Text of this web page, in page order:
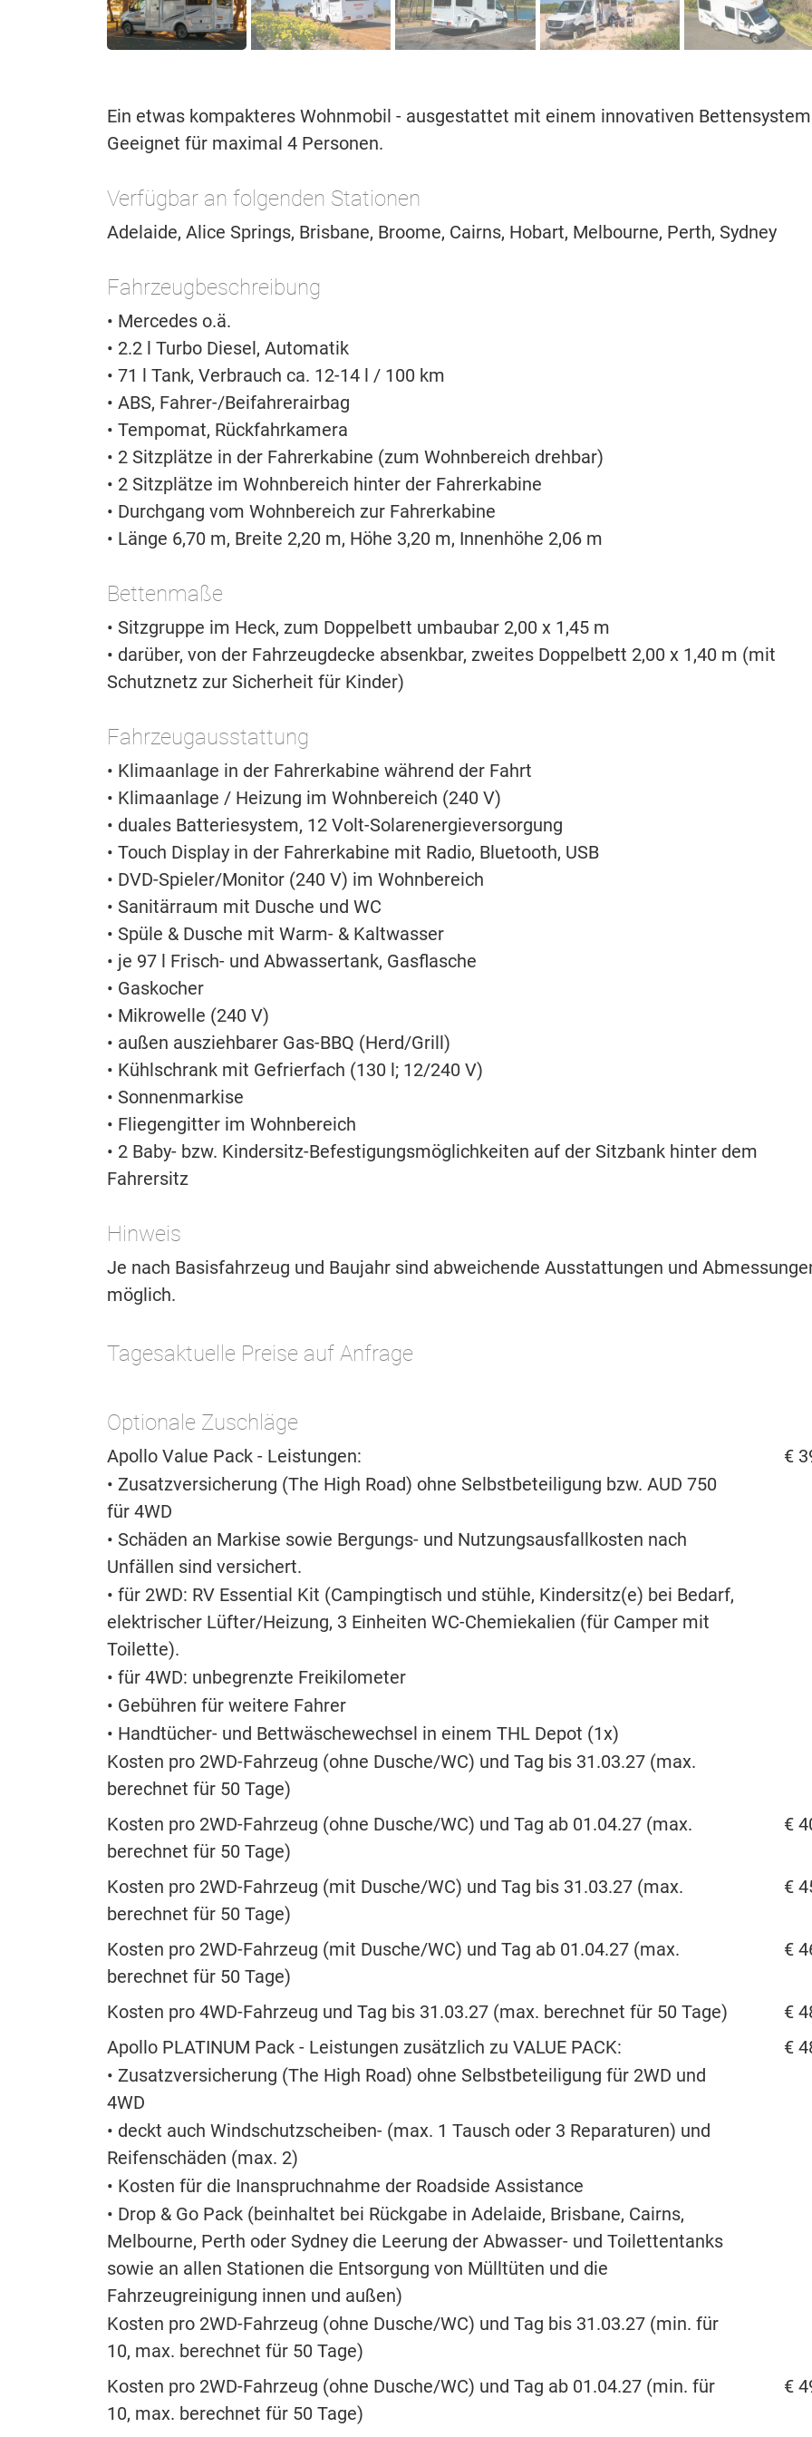
Ein etwas kompakteres Wohnmobil - ausgestattet mit einem innovativen
Geeignet für maximal 4 Personen.
Verfügbar an folgenden Stationen
Adelaide, Alice Springs, Brisbane, Broome, Cairns, Hobart, Melbourne, Perth, Sydney
Fahrzeugbeschreibung
• Mercedes o.ä.
• 2.2 l Turbo Diesel, Automatik
• 71 l Tank, Verbrauch ca. 12-14 l / 100 km
• ABS, Fahrer-/Beifahrerairbag
• Tempomat, Rückfahrkamera
• 2 Sitzplätze in der Fahrerkabine (zum Wohnbereich drehbar)
• 2 Sitzplätze im Wohnbereich hinter der Fahrerkabine
• Durchgang vom Wohnbereich zur Fahrerkabine
• Länge 6,70 m, Breite 2,20 m, Höhe 3,20 m, Innenhöhe 2,06 m
Bettenmaße
• Sitzgruppe im Heck, zum Doppelbett umbaubar 2,00 x 1,45 m
• darüber, von der Fahrzeugdecke absenkbar, zweites Doppelbett 2,00 x 1,40 m (mit
Schutznetz zur Sicherheit für Kinder)
Fahrzeugausstattung
• Klimaanlage in der Fahrerkabine während der Fahrt
• Klimaanlage / Heizung im Wohnbereich (240 V)
• duales Batteriesystem, 12 Volt-Solarenergieversorgung
• Touch Display in der Fahrerkabine mit Radio, Bluetooth, USB
• DVD-Spieler/Monitor (240 V) im Wohnbereich
• Sanitärraum mit Dusche und WC
• Spüle & Dusche mit Warm- & Kaltwasser
• je 97 l Frisch- und Abwassertank, Gasflasche
• Gaskocher
• Mikrowelle (240 V)
• außen ausziehbarer Gas-BBQ (Herd/Grill)
• Kühlschrank mit Gefrierfach (130 l; 12/240 V)
• Sonnenmarkise
• Fliegengitter im Wohnbereich
• 2 Baby- bzw. Kindersitz-Befestigungsmöglichkeiten auf der Sitzbank hinter dem
Fahrersitz
Hinweis
Je nach Basisfahrzeug und Baujahr sind abweichende Ausstattungen und
möglich.
Tagesaktuelle Preise auf Anfrage
Optionale Zuschläge
Apollo Value Pack - Leistungen:
• Zusatzversicherung (The High Road) ohne Selbstbeteiligung bzw. AUD 750
für 4WD
• Schäden an Markise sowie Bergungs- und Nutzungsausfallkosten nach
Unfällen sind versichert.
• für 2WD: RV Essential Kit (Campingtisch und stühle, Kindersitz(e) bei Bedarf,
elektrischer Lüfter/Heizung, 3 Einheiten WC-Chemiekalien (für Camper mit
Toilette).
• für 4WD: unbegrenzte Freikilometer
• Gebühren für weitere Fahrer
• Handtücher- und Bettwäschewechsel in einem THL Depot (1x)
Kosten pro 2WD-Fahrzeug (ohne Dusche/WC) und Tag bis 31.03.27 (max.
berechnet für 50 Tage)
€
Kosten pro 2WD-Fahrzeug (ohne Dusche/WC) und Tag ab 01.04.27 (max.
berechnet für 50 Tage)
€
Kosten pro 2WD-Fahrzeug (mit Dusche/WC) und Tag bis 31.03.27 (max.
berechnet für 50 Tage)
€
Kosten pro 2WD-Fahrzeug (mit Dusche/WC) und Tag ab 01.04.27 (max.
berechnet für 50 Tage)
€
Kosten pro 4WD-Fahrzeug und Tag bis 31.03.27 (max. berechnet für 50 Tage)
€
Apollo PLATINUM Pack - Leistungen zusätzlich zu VALUE PACK:
• Zusatzversicherung (The High Road) ohne Selbstbeteiligung für 2WD und
4WD
• deckt auch Windschutzscheiben- (max. 1 Tausch oder 3 Reparaturen) und
Reifenschäden (max. 2)
• Kosten für die Inanspruchnahme der Roadside Assistance
• Drop & Go Pack (beinhaltet bei Rückgabe in Adelaide, Brisbane, Cairns,
Melbourne, Perth oder Sydney die Leerung der Abwasser- und Toilettentanks
sowie an allen Stationen die Entsorgung von Mülltüten und die
Fahrzeugreinigung innen und außen)
Kosten pro 2WD-Fahrzeug (ohne Dusche/WC) und Tag bis 31.03.27 (min. für
10, max. berechnet für 50 Tage)
€
Kosten pro 2WD-Fahrzeug (ohne Dusche/WC) und Tag ab 01.04.27 (min. für
10, max. berechnet für 50 Tage)
€